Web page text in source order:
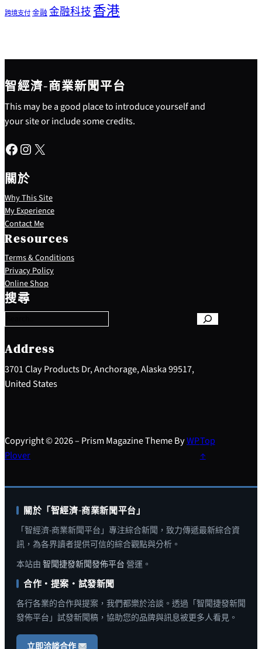
跨境支付金融 金融科技 香港
智經濟-商業新聞平台
This may be a good place to introduce yourself and
your site or include some credits.
Facebook Instagram X
關於
Why This Site
My Experience
Contact Me
Resources
Terms & Conditions
Privacy Policy
Online Shop
搜尋
S
e
a
c
h
Address
3701 Clay Products Dr, Anchorage, Alaska 99517,
United States
Copyright © 2026 – Prism Magazine Theme ByWP
Plover
Top
↑
關於「智經濟-商業新聞平台」
「智經濟-商業新聞平台」專注綜合新聞，致力傳遞最新綜合資
訊，為各界讀者提供可信的綜合觀點與分析。
本站由 智聞捷發新聞發佈平台 營運。
合作・提案・試發新聞
各行各業的合作與提案，我們都樂於洽談。透過「智聞捷發新聞
發佈平台」試發新聞稿，協助您的品牌與訊息被更多人看見。